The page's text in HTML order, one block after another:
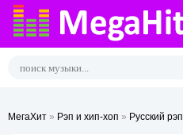
МегаХит » Рэп и хип-хоп » Русский рэп